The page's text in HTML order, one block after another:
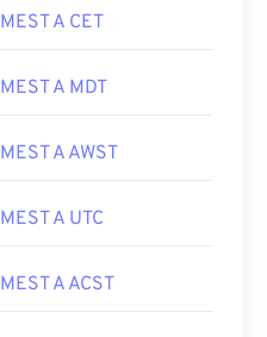
MEST A CET
MEST A MDT
MEST A AWST
MEST A UTC
MEST A ACST